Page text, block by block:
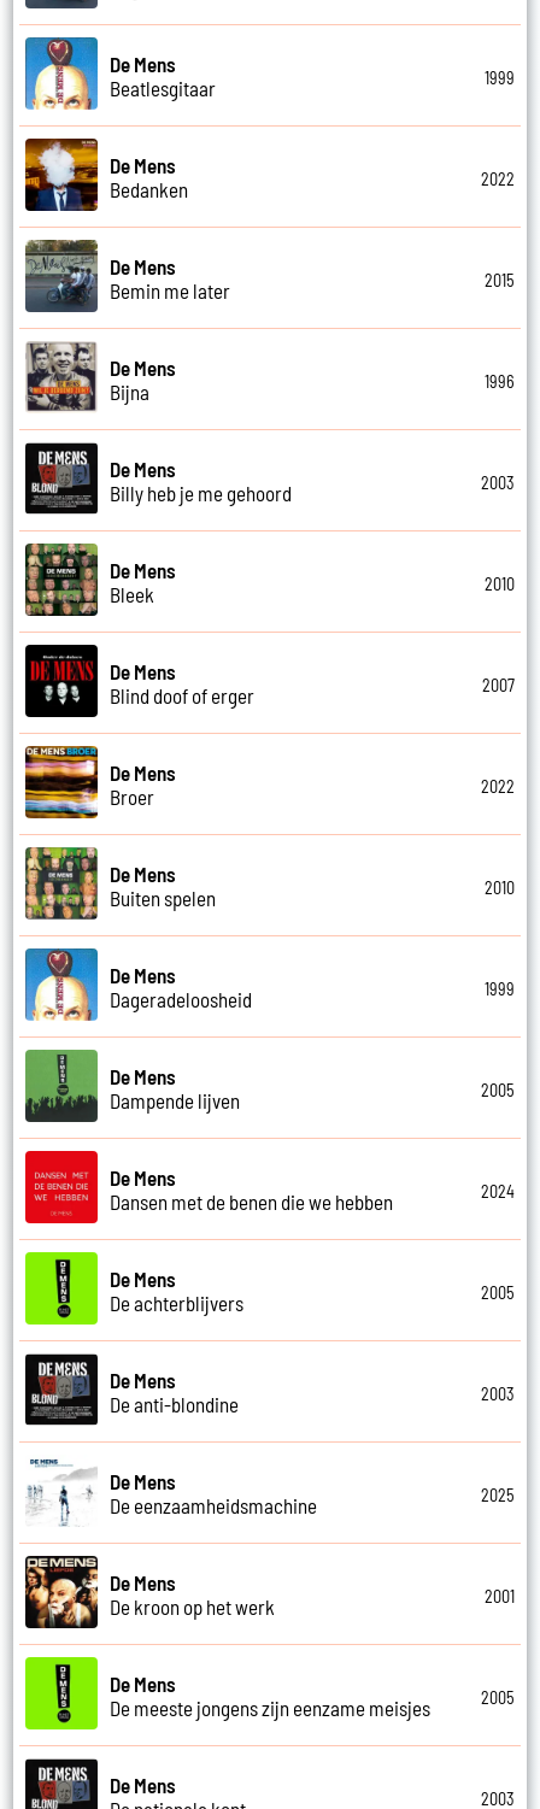
De Mens
Beatlesgitaar
1999
De Mens
Bedanken
2022
De Mens
Bemin me later
2015
De Mens
Bijna
1996
De Mens
Billy heb je me gehoord
2003
De Mens
Bleek
2010
De Mens
Blind doof of erger
2007
De Mens
Broer
2022
De Mens
Buiten spelen
2010
De Mens
Dageradeloosheid
1999
De Mens
Dampende lijven
2005
De Mens
Dansen met de benen die we hebben
2024
De Mens
De achterblijvers
2005
De Mens
De anti-blondine
2003
De Mens
De eenzaamheidsmachine
2025
De Mens
De kroon op het werk
2001
De Mens
De meeste jongens zijn eenzame meisjes
2005
De Mens
2003